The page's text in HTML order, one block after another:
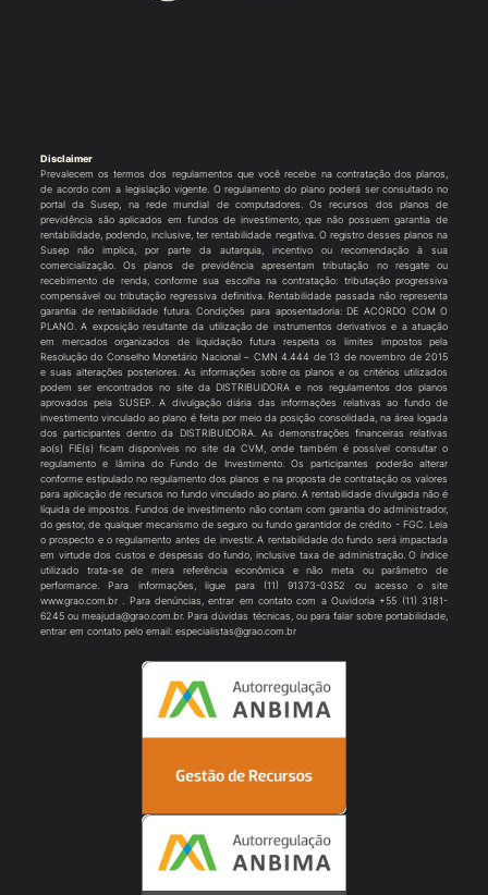
Disclaimer
Prevalecem os termos dos regulamentos que você recebe na contratação dos planos,
de acordo com a legislação vigente. O regulamento do plano poderá ser consultado no
portal da Susep, na rede mundial de computadores. Os recursos dos planos de
previdência são aplicados em fundos de investimento, que não possuem garantia de
rentabilidade, podendo, inclusive, ter rentabilidade negativa. O registro desses planos na
Susep não implica, por parte da autarquia, incentivo ou recomendação à sua
comercialização. Os planos de previdência apresentam tributação no resgate ou
recebimento de renda, conforme sua escolha na contratação: tributação progressiva
compensável ou tributação regressiva definitiva. Rentabilidade passada não representa
garantia de rentabilidade futura. Condições para aposentadoria: DE ACORDO COM O
PLANO. A exposição resultante da utilização de instrumentos derivativos e a atuação
em mercados organizados de liquidação futura respeita os limites impostos pela
Resolução do Conselho Monetário Nacional – CMN 4.444 de 13 de novembro de 2015
e suas alterações posteriores. As informações sobre os planos e os critérios utilizados
podem ser encontrados no site da DISTRIBUIDORA e nos regulamentos dos planos
aprovados pela SUSEP. A divulgação diária das informações relativas ao fundo de
investimento vinculado ao plano é feita por meio da posição consolidada, na área logada
dos participantes dentro da DISTRIBUIDORA. As demonstrações financeiras relativas
ao(s) FIE(s) ficam disponíveis no site da CVM, onde também é possível consultar o
regulamento e lâmina do Fundo de Investimento. Os participantes poderão alterar
conforme estipulado no regulamento dos planos e na proposta de contratação os valores
para aplicação de recursos no fundo vinculado ao plano. A rentabilidade divulgada não é
líquida de impostos. Fundos de investimento não contam com garantia do administrador,
do gestor, de qualquer mecanismo de seguro ou fundo garantidor de crédito - FGC. Leia
o prospecto e o regulamento antes de investir. A rentabilidade do fundo será impactada
em virtude dos custos e despesas do fundo, inclusive taxa de administração. O índice
utilizado trata-se de mera referência econômica e não meta ou parâmetro de
performance. Para informações, ligue para (11) 91373-0352 ou acesso o site
www.grao.com.br . Para denúncias, entrar em contato com a Ouvidoria +55 (11) 3181-
6245 ou meajuda@grao.com.br. Para dúvidas técnicas, ou para falar sobre portabilidade,
entrar em contato pelo email: especialistas@grao.com.br